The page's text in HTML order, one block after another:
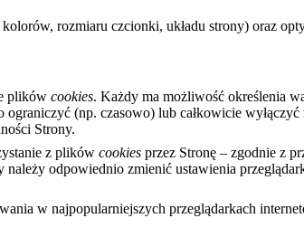
rozmiaru czcionki, układu strony) oraz
plików cookies. Każdy ma możliwość określenia
ograniczyć (np. czasowo) lub całkowicie
Strony.
z plików cookies przez Stronę – zgodnie z
odpowiednio zmienić ustawienia
w najpopularniejszych przeglądarkach